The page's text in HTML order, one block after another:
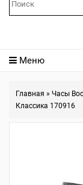
Меню
Главная » Часы
Классика 170916